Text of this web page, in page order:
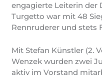
engagierte Leiterin der
Turgetto war mit 48
Rennruderer und stets
Mit Stefan Künstler (2.
Wenzek wurden zwei
aktiv im Vorstand